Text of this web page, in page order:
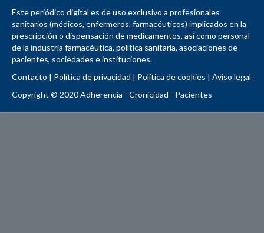
Este periódico digital es de uso exclusivo a profesionales
sanitarios (médicos, enfermeros, farmacéuticos) implicados en la
prescripción o dispensación de medicamentos, así como personal
de la industria farmacéutica, política sanitaria, asociaciones de
pacientes, sociedades e instituciones.
Contacto | Política de privacidad | Política de cookies | Aviso legal
Copyright © 2020 Adherencia - Cronicidad - Pacientes